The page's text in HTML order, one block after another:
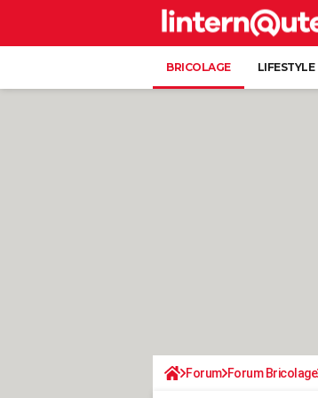
BRICOLAGE LIFESTYLE
Forum Forum Bricolage